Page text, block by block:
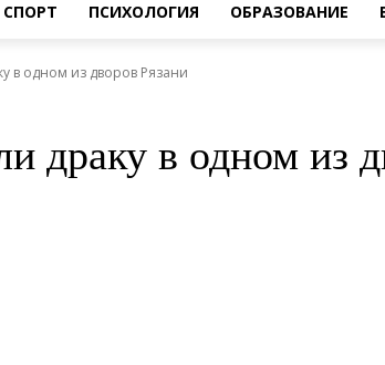
СПОРТ ПСИХОЛОГИЯ ОБРАЗОВАНИЕ
в одном из дворов Рязани
драку в одном из